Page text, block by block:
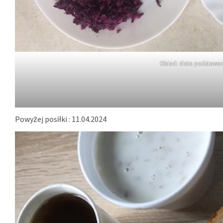
Obiad: dieta
Powyżej posiłki : 11.04.2024